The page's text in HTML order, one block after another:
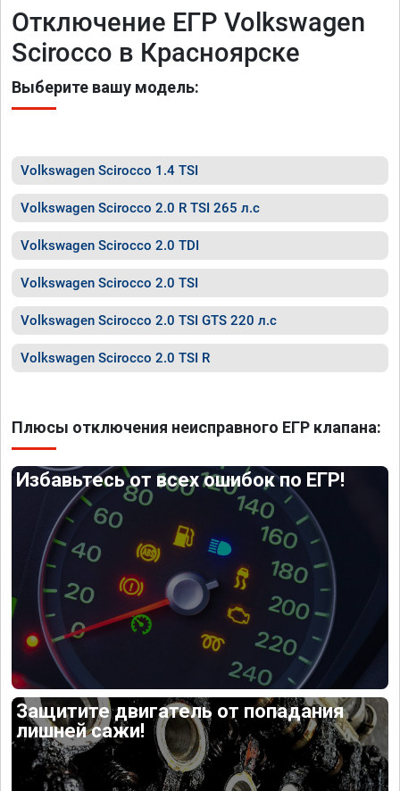
Отключение ЕГР Volkswagen
Scirocco в Красноярске
Выберите вашу модель:
Volkswagen Scirocco 1.4 TSI
Volkswagen Scirocco 2.0 R TSI 265 л.с
Volkswagen Scirocco 2.0 TDI
Volkswagen Scirocco 2.0 TSI
Volkswagen Scirocco 2.0 TSI GTS 220 л.с
Volkswagen Scirocco 2.0 TSI R
Плюсы отключения неисправного ЕГР клапана:
Избавьтесь от всех ошибок по ЕГР!
Защитите двигатель от попадания
лишней сажи!